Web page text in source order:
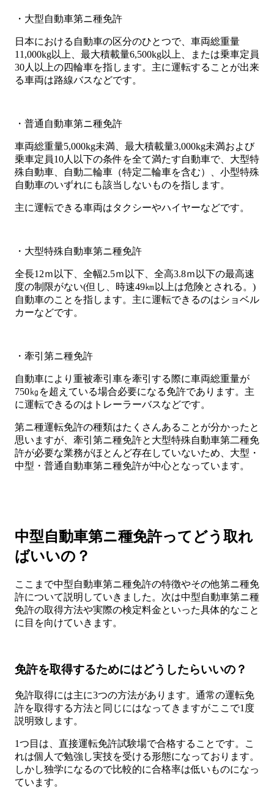
・大型自動車第ニ種免許
日本における自動車の区分のひとつで、車両総重量
11,000kg以上、最大積載量6,500kg以上、または乗車定員
30人以上の四輪車を指します。主に運転することが出来
る車両は路線バスなどです。
・普通自動車第ニ種免許
車両総重量5,000kg未満、最大積載量3,000kg未満および
乗車定員10人以下の条件を全て満たす自動車で、大型特
殊自動車、自動二輪車（特定二輪車を含む）、小型特殊
自動車のいずれにも該当しないものを指します。
主に運転できる車両はタクシーやハイヤーなどです。
・大型特殊自動車第ニ種免許
全長12ｍ以下、全幅2.5ｍ以下、全高3.8ｍ以下の最高速
度の制限がない(但し、時速49㎞以上は危険とされる。)
自動車のことを指します。主に運転できるのはショベル
カーなどです。
・牽引第ニ種免許
自動車により重被牽引車を牽引する際に車両総重量が
750㎏を超えている場合必要になる免許であります。主
に運転できるのはトレーラーバスなどです。
第ニ種運転免許の種類はたくさんあることが分かったと
思いますが、牽引第ニ種免許と大型特殊自動車第二種免
許が必要な業務がほとんど存在していないため、大型・
中型・普通自動車第ニ種免許が中心となっています。
中型自動車第ニ種免許ってどう取れ
ばいいの？
ここまで中型自動車第ニ種免許の特徴やその他第ニ種免
許について説明していきました。次は中型自動車第ニ種
免許の取得方法や実際の検定料金といった具体的なこと
に目を向けていきます。
免許を取得するためにはどうしたらいいの？
免許取得には主に3つの方法があります。通常の運転免
許を取得する方法と同じにはなってきますがここで1度
説明致します。
1つ目は、直接運転免許試験場で合格することです。こ
れは個人で勉強し実技を受ける形態になっております。
しかし独学になるので比較的に合格率は低いものになっ
ています。